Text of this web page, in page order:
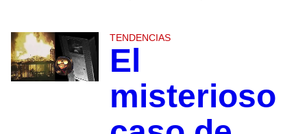
TENDENCIAS
El
misterioso